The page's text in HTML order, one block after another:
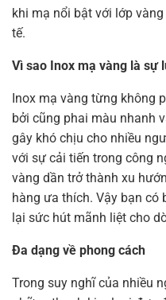
khi mạ nổi bật với lớp
tế.
Vì sao Inox mạ vàng là sự
Inox mạ vàng từng không
bởi cũng phai màu nhanh
gây khó chịu cho nhiều
với sự cải tiến trong công
vàng dần trở thành xu
hàng ưa thích. Vậy bạn có
lại sức hút mãnh liệt cho
Đa dạng về phong cách
Trong suy nghĩ của nhiều